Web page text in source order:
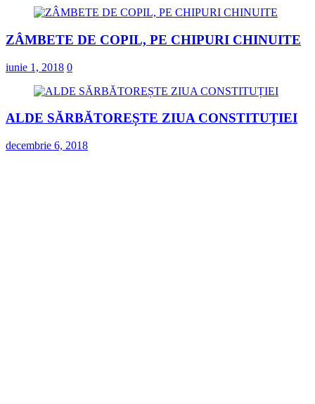
ZÂMBETE DE COPIL, PE CHIPURI CHINUITE
iunie 1, 2018 0
ALDE SĂRBĂTOREȘTE ZIUA CONSTITUȚIEI
decembrie 6, 2018